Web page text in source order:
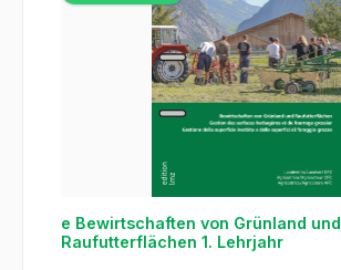
e Bewirtschaften von Grünland und
Raufutterflächen 1. Lehrjahr